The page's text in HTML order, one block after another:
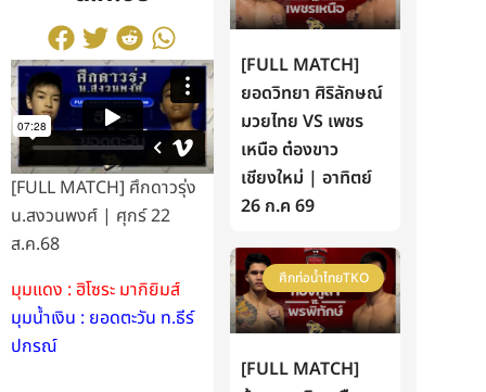
[FULL MATCH] ศึกดาวรุ่ง
น.สงวนพงศ์ | ศุกร์ 22
ส.ค.68
มุมแดง : ฮิโซระ มากิยิมส์
มุมน้ำเงิน : ยอดตะวัน ท.ธีร์
ปกรณ์
[FULL MATCH]
ยอดวิทยา ศิริลักษณ์
มวยไทย VS เพชร
เหนือ ต๋องขาว
เชียงใหม่ | อาทิตย์
26 ก.ค 69
ศึกท่อน้ำไทยTKO
[FULL MATCH]